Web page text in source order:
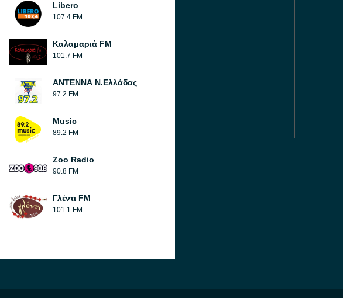
Libero
107.4 FM
Καλαμαριά FM
101.7 FM
ΑΝΤΕΝΝΑ Ν.Ελλάδας
97.2 FM
Music
89.2 FM
Zoo Radio
90.8 FM
Γλέντι FM
101.1 FM